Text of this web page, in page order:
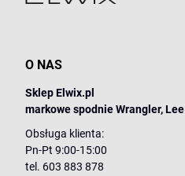
O NAS
Sklep Elwix.pl
markowe spodnie Wrangler, Lee
Obsługa klienta:
Pn-Pt 9:00-15:00
tel. 603 883 878